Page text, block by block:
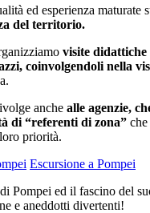
ed esperienza maturate
del territorio.
visite didattiche
coinvolgendoli nella
anche alle agenzie,
di “referenti di zona”
priorità.
Escursione a Pompei
Pompei ed il fascino del
e aneddotti divertenti!